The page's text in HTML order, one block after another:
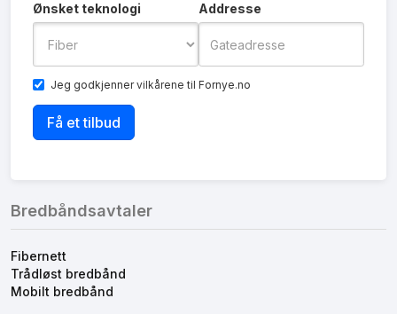
Ønsket teknologi Addresse
Jeg godkjennervilkårene til Fornye.no
Bredbåndsavtaler
Fibernett
Trådløst bredbånd
Mobilt bredbånd